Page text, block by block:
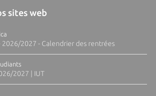
sites web
2027 - Calendrier des rentrées
2027 | IUT